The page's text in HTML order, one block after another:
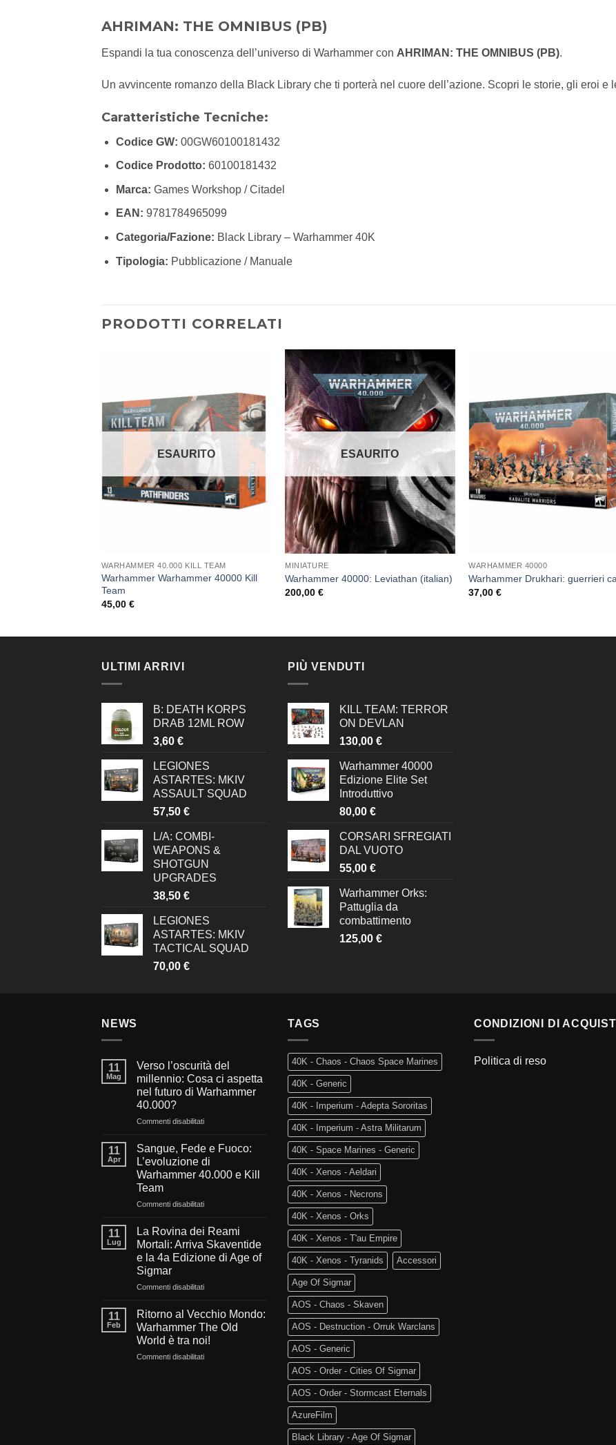
AHRIMAN: THE OMNIBUS (PB)
Espandi la tua conoscenza dell’universo di Warhammer con AHRIMAN: THE OMNIBUS (PB).
Un avvincente romanzo della Black Library che ti porterà nel cuore dell’azione. Scopri le storie, gli eroi
Caratteristiche Tecniche:
Codice GW: 00GW60100181432
Codice Prodotto: 60100181432
Marca: Games Workshop / Citadel
EAN: 9781784965099
Categoria/Fazione: Black Library – Warhammer 40K
Tipologia: Pubblicazione / Manuale
PRODOTTI CORRELATI
alla lista
dei
desideri
ESAURITO
WARHAMMER 40.000 KILL TEAM
Warhammer Warhammer 40000 Kill
Team
45,00 €
Aggiungi
alla lista
dei
desideri
ESAURITO
MINIATURE
Warhammer 40000: Leviathan (italian)
200,00€
alla
WARHAMMER 40000
Warhammer Drukhari: guerrieri
37,00€
ULTIMI ARRIVI
B: DEATH KORPS
DRAB 12ML ROW
3,60 €
LEGIONES
ASTARTES: MKIV
ASSAULT SQUAD
57,50 €
L/A: COMBI-
WEAPONS &
SHOTGUN
UPGRADES
38,50 €
LEGIONES
ASTARTES: MKIV
TACTICAL SQUAD
70,00 €
PIÙ VENDUTI
KILL TEAM: TERROR
ON DEVLAN
130,00 €
Warhammer 40000
Edizione Elite Set
Introduttivo
80,00 €
CORSARI SFREGIATI
DAL VUOTO
55,00 €
Warhammer Orks:
Pattuglia da
combattimento
125,00 €
NEWS
11
Mag
Verso l’oscurità del
millennio: Cosa ci aspetta
nel futuro di Warhammer
40.000?
Commenti disabilitatisu
l’oscurità
del
millennio:
Cosa
aspetta
futuro
Warhammer
40.000?
11
Apr
Sangue, Fede e Fuoco:
L’evoluzione di
Warhammer 40.000 e Kill
Team
Commenti disabilitatisu
Fede
Fuoco:
L’evoluzione
Warhammer
Team
11
Lug
La Rovina dei Reami
Mortali: Arriva Skaventide
e la 4a Edizione di Age of
Sigmar
Commenti disabilitatisu
Rovina
dei
Reami
Mortali:
Arriva
11
Feb
Ritorno al Vecchio Mondo:
Warhammer The Old
World è tra noi!
Commenti disabilitatisu
TAGS
40K - Chaos - Chaos Space Marines
40K - Generic
40K - Imperium - Adepta Sororitas
40K - Imperium - Astra Militarum
40K - Space Marines - Generic
40K - Xenos - Aeldari
40K - Xenos - Necrons
40K - Xenos - Orks
40K - Xenos - T'au Empire
40K - Xenos - Tyranids Accessori
Age Of Sigmar
AOS - Chaos - Skaven
AOS - Destruction - Orruk Warclans
AOS - Generic
AOS - Order - Cities Of Sigmar
AOS - Order - Stormcast Eternals
AzureFilm
Black Library - Age Of Sigmar
CONDIZIONI DI
Politica di reso